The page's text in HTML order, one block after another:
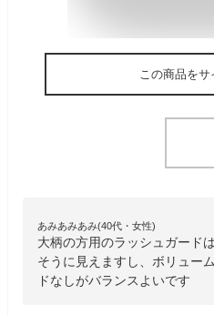
この商品を
あみあみあみ(40代・女性)
大柄の方用のラッシュガード
そうに見えますし、ボリュー
ドなしがバランスよいです